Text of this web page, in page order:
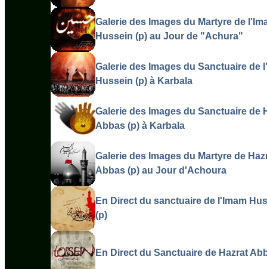
Galerie des Images du Martyre de
Hussein (p) au Jour de "Achura"
Galerie des Images du Sanctuaire de
Hussein (p) à Karbala
Galerie des Images du Sanctuaire de
Abbas (p) à Karbala
Galerie des Images du Martyre de
Abbas (p) au Jour d'Achoura
En Direct du sanctuaire de l'Imam
(p)
En Direct du Sanctuaire de Hazrat